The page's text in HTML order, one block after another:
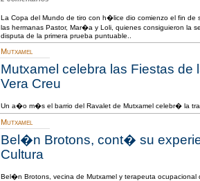
La Copa del Mundo de tiro con h�lice dio comienzo el fin
las hermanas Pastor, Mar�a y Loli, quienes consiguieron la
disputa de la primera prueba puntuable..
Mutxamel
Mutxamel celebra las Fiestas de
Vera Creu
Un a�o m�s el barrio del Ravalet de Mutxamel celebr� la
Mutxamel
Bel�n Brotons, cont� su
Cultura
Bel�n Brotons, vecina de Mutxamel y terapeuta